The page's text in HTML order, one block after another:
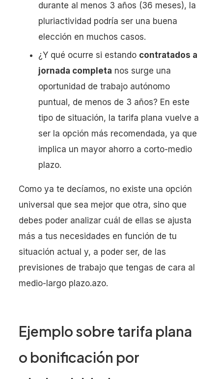
durante al menos 3 años (36 meses), la
pluriactividad podría ser una buena
elección en muchos casos.
¿Y qué ocurre si estando contratados a
jornada completa nos surge una
oportunidad de trabajo autónomo
puntual, de menos de 3 años? En este
tipo de situación, la tarifa plana vuelve a
ser la opción más recomendada, ya que
implica un mayor ahorro a corto-medio
plazo.
Como ya te decíamos, no existe una opción
universal que sea mejor que otra, sino que
debes poder analizar cuál de ellas se ajusta
más a tus necesidades en función de tu
situación actual y, a poder ser, de las
previsiones de trabajo que tengas de cara al
medio-largo plazo.azo.
Ejemplo sobre tarifa plana
o bonificación por